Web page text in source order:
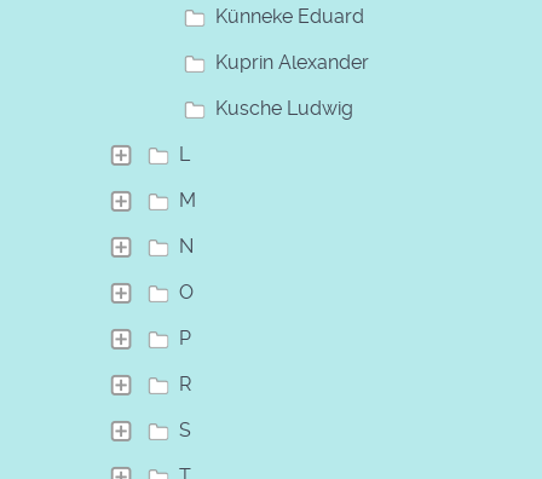
Künneke Eduard
Kuprin Alexander
Kusche Ludwig
L
M
N
O
P
R
S